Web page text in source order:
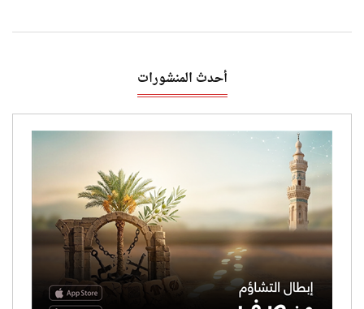
أحدث المنشورات